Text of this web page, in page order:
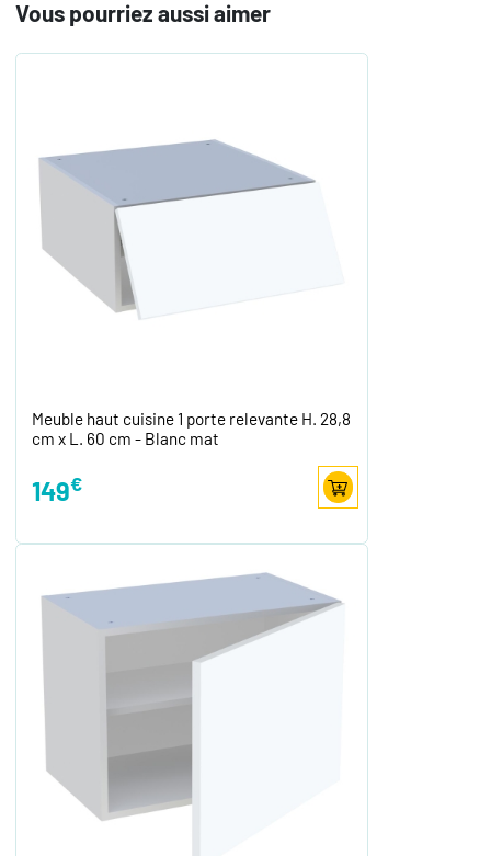
Vous pourriez aussi aimer
Meuble haut cuisine 1 porte relevante H. 28,8
cm x L. 60 cm - Blanc mat
149€